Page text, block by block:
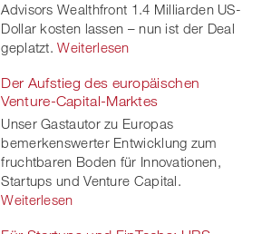
Advisors Wealthfront 1.4 Milliarden US-
Dollar kosten lassen – nun ist der Deal
geplatzt. Weiterlesen
Der Aufstieg des europäischen
Venture-Capital-Marktes
Unser Gastautor zu Europas
bemerkenswerter Entwicklung zum
fruchtbaren Boden für Innovationen,
Startups und Venture Capital.
Weiterlesen